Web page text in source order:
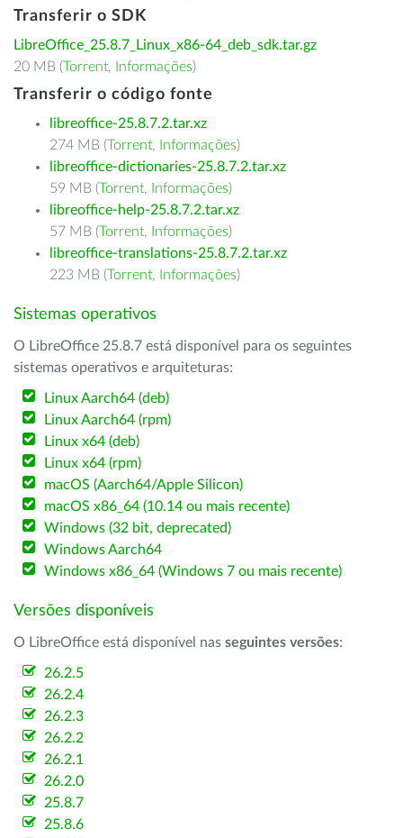
Transferir o SDK
LibreOffice_25.8.7_Linux_x86-64_deb_sdk.tar.gz
20 MB (Torrent, Informações)
Transferir o código fonte
libreoffice-25.8.7.2.tar.xz
274 MB (Torrent, Informações)
libreoffice-dictionaries-25.8.7.2.tar.xz
59 MB (Torrent, Informações)
libreoffice-help-25.8.7.2.tar.xz
57 MB (Torrent, Informações)
libreoffice-translations-25.8.7.2.tar.xz
223 MB (Torrent, Informações)
Sistemas operativos
O LibreOffice 25.8.7 está disponível para os seguintes
sistemas operativos e arquiteturas:
Linux Aarch64 (deb)
Linux Aarch64 (rpm)
Linux x64 (deb)
Linux x64 (rpm)
macOS (Aarch64/Apple Silicon)
macOS x86_64 (10.14 ou mais recente)
Windows (32 bit, deprecated)
Windows Aarch64
Windows x86_64 (Windows 7 ou mais recente)
Versões disponíveis
O LibreOffice está disponível nas seguintes versões:
26.2.5
26.2.4
26.2.3
26.2.2
26.2.1
26.2.0
25.8.7
25.8.6